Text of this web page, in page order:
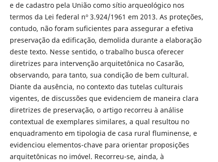
e de cadastro pela União como sítio arqueológico nos
termos da Lei federal nº 3.924/1961 em 2013. As proteções,
contudo, não foram suficientes para assegurar a efetiva
preservação da edificação, demolida durante a elaboração
deste texto. Nesse sentido, o trabalho busca oferecer
diretrizes para intervenção arquitetônica no Casarão,
observando, para tanto, sua condição de bem cultural.
Diante da ausência, no contexto das tutelas culturais
vigentes, de discussões que evidenciem de maneira clara
diretrizes de preservação, o artigo recorreu à análise
contextual de exemplares similares, a qual resultou no
enquadramento em tipologia de casa rural fluminense, e
evidenciou elementos-chave para orientar proposições
arquitetônicas no imóvel. Recorreu-se, ainda, à